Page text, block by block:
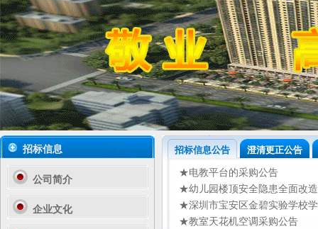
招标信息
公司简介
企业文化
招标信息公告 澄清更正公告
★电教平台的采购公告
★幼儿园楼顶安全隐患全面改
★深圳市宝安区金碧实验学校
★教室天花机空调采购公告